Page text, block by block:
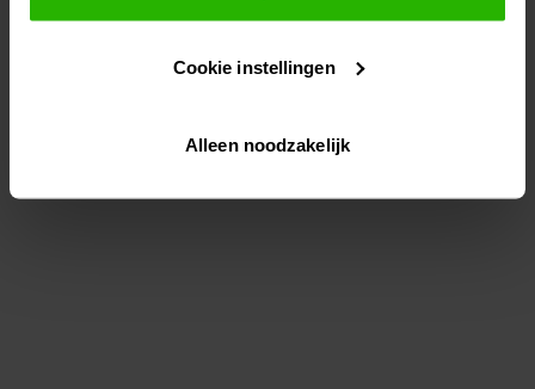
gepersonaliseerde advertenties te plaatsen.
Lees hier meer over in onsprivacybeleid
Via "Cookie instellingen" kun je ook zelf instellen welke
Cookie instellingen
Alleen noodzakelijk